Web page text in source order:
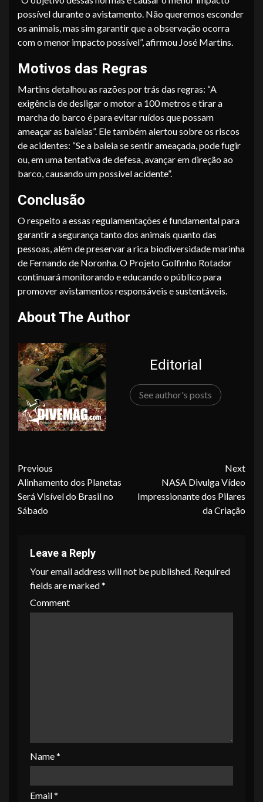
possível durante o avistamento. Não queremos esconder
os animais, mas sim garantir que a observação ocorra
com o menor impacto possível”, afirmou José Martins.
Motivos das Regras
Martins detalhou as razões por trás das regras: “A
exigência de desligar o motor a 100 metros e tirar a
marcha do barco é para evitar ruídos que possam
ameaçar as baleias”. Ele também alertou sobre os riscos
de acidentes: “Se a baleia se sentir ameaçada, pode fugir
ou, em uma tentativa de defesa, avançar em direção ao
barco, causando um possível acidente”.
Conclusão
O respeito a essas regulamentações é fundamental para
garantir a segurança tanto dos animais quanto das
pessoas, além de preservar a rica biodiversidade marinha
de Fernando de Noronha. O Projeto Golfinho Rotador
continuará monitorando e educando o público para
promover avistamentos responsáveis e sustentáveis.
About The Author
Editorial
See author's posts
Continue
Reading
Previous
Alinhamento dos Planetas
Será Visível do Brasil no
Sábado
Next
NASA Divulga Vídeo
Impressionante dos Pilares
da Criação
Leave a Reply
Your email address will not be published. Required
fields are marked*
Comment
Name*
Email*